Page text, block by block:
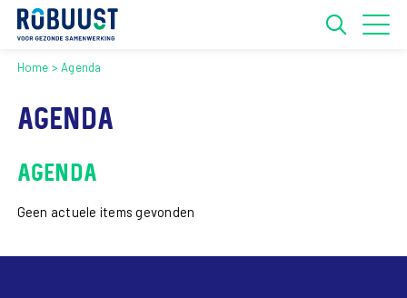
Home Agenda
Agenda
AGENDA
Geen actuele items gevonden